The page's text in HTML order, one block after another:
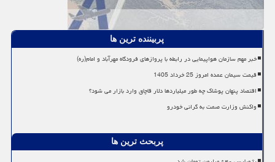
پربیننده ترین ها
خبر مهم سازمان هواپیمایی در رابطه با پروازهای فرودگاه مهرآباد و امام(ره)
قیمت سیمان عمده امروز 25 خرداد 1405
اقتصاد پنهان پوشاک چه طور میلیاردها دلار قاچاق وارد بازار می شود؟
واکنش وزارت صمت به گرانی خودرو
پربحث ترین ها